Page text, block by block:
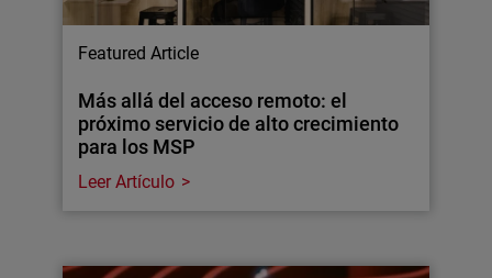
Featured Article
Más allá del acceso remoto: el
próximo servicio de alto crecimiento
para los MSP
Leer Artículo